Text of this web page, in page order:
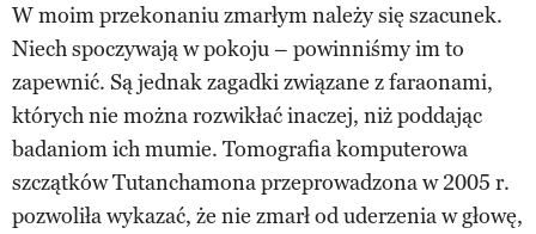
W moim przekonaniu zmarłym należy się szacunek.
Niech spoczywają w pokoju – powinniśmy im to
zapewnić. Są jednak zagadki związane z faraonami,
których nie można rozwikłać inaczej, niż poddając
badaniom ich mumie. Tomografia komputerowa
szczątków Tutanchamona przeprowadzona w 2005 r.
pozwoliła wykazać, że nie zmarł od uderzenia w głowę,